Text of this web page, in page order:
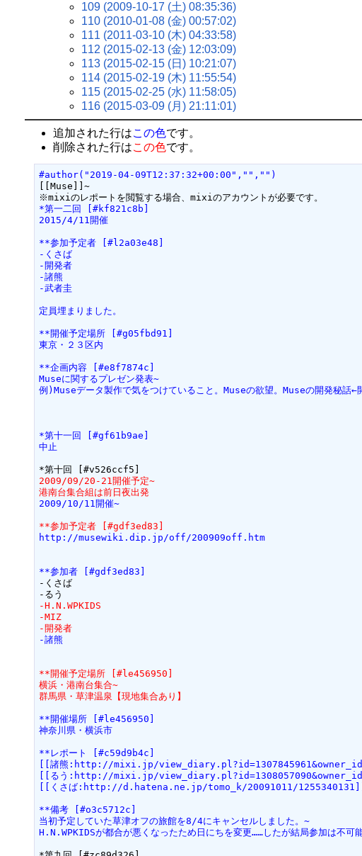
109 (2009-10-17 (土) 08:35:36)
110 (2010-01-08 (金) 00:57:02)
111 (2011-03-10 (木) 04:33:58)
112 (2015-02-13 (金) 12:03:09)
113 (2015-02-15 (日) 10:21:07)
114 (2015-02-19 (木) 11:55:54)
115 (2015-02-25 (水) 11:58:05)
116 (2015-03-09 (月) 21:11:01)
追加された行はこの色です。
削除された行はこの色です。
#author("2019-04-09T12:37:32+00:00","","")
[[Muse]]~
*第一二回 [#kf821c8b]
2015/4/11開催
**参加予定者 [#l2a03e48]
-くさば
-開発者
-諸熊
-武者圭
定員埋まりました。
**開催予定場所 [#g05fbd91]
東京・２３区内
**企画内容 [#e8f7874c]
Museに関するプレゼン発表~
例)Museデータ製作で気をつけていること。Museの欲望。Museの開発秘話←
*第十一回 [#gf61b9ae]
中止
2009/09/20-21開催予定~
港南台集合組は前日夜出発
2009/10/11開催~
**参加予定者 [#gdf3ed83]
http://musewiki.dip.jp/off/200909off.htm
**参加者 [#gdf3ed83]
-くさば
-H.N.WPKIDS
-MIZ
-開発者
-諸熊
**開催予定場所 [#le456950]
横浜・港南台集合~
群馬県・草津温泉【現地集合あり】
**開催場所 [#le456950]
神奈川県・横浜市
**レポート [#c59d9b4c]
[[諸熊:http://mixi.jp/
[[るう:http://mixi.jp/
[[くさば:http://d.hatena.ne.jp/tomo_k/20091011/
**備考 [#o3c5712c]
当初予定していた草津オフの旅館を8/4にキャンセルしました。~
H.N.WPKIDSが都合が悪くなったため日にちを変更……したが結局参加は不可能